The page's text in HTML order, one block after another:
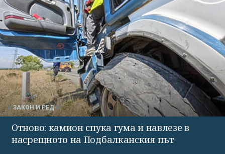
ЗАКОН И РЕД
Отново: камион спука гума и навлезе в
насрещното на Подбалканския път